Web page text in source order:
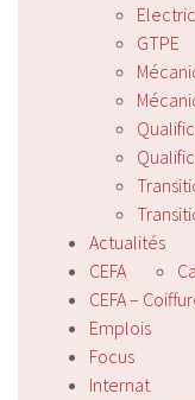
GTPE
Actualités
CEFA
CEFA –
Emplois
Focus
Internat